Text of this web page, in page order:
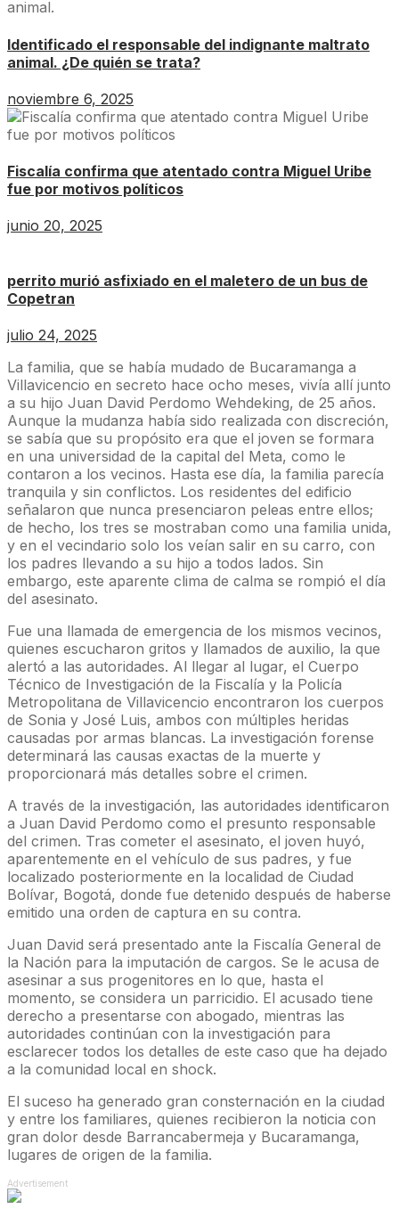
Identificado el responsable del indignante maltrato
animal. ¿De quién se trata?
noviembre 6, 2025
Fiscalía confirma que atentado contra Miguel Uribe
fue por motivos políticos
junio 20, 2025
perrito murió asfixiado en el maletero de un bus de
Copetran
julio 24, 2025
La familia, que se había mudado de Bucaramanga a
Villavicencio en secreto hace ocho meses, vivía allí junto
a su hijo Juan David Perdomo Wehdeking, de 25 años.
Aunque la mudanza había sido realizada con discreción,
se sabía que su propósito era que el joven se formara
en una universidad de la capital del Meta, como le
contaron a los vecinos. Hasta ese día, la familia parecía
tranquila y sin conflictos. Los residentes del edificio
señalaron que nunca presenciaron peleas entre ellos;
de hecho, los tres se mostraban como una familia unida,
y en el vecindario solo los veían salir en su carro, con
los padres llevando a su hijo a todos lados. Sin
embargo, este aparente clima de calma se rompió el día
del asesinato.
Fue una llamada de emergencia de los mismos vecinos,
quienes escucharon gritos y llamados de auxilio, la que
alertó a las autoridades. Al llegar al lugar, el Cuerpo
Técnico de Investigación de la Fiscalía y la Policía
Metropolitana de Villavicencio encontraron los cuerpos
de Sonia y José Luis, ambos con múltiples heridas
causadas por armas blancas. La investigación forense
determinará las causas exactas de la muerte y
proporcionará más detalles sobre el crimen.
A través de la investigación, las autoridades identificaron
a Juan David Perdomo como el presunto responsable
del crimen. Tras cometer el asesinato, el joven huyó,
aparentemente en el vehículo de sus padres, y fue
localizado posteriormente en la localidad de Ciudad
Bolívar, Bogotá, donde fue detenido después de haberse
emitido una orden de captura en su contra.
Juan David será presentado ante la Fiscalía General de
la Nación para la imputación de cargos. Se le acusa de
asesinar a sus progenitores en lo que, hasta el
momento, se considera un parricidio. El acusado tiene
derecho a presentarse con abogado, mientras las
autoridades continúan con la investigación para
esclarecer todos los detalles de este caso que ha dejado
a la comunidad local en shock.
El suceso ha generado gran consternación en la ciudad
y entre los familiares, quienes recibieron la noticia con
gran dolor desde Barrancabermeja y Bucaramanga,
lugares de origen de la familia.
Advertisement